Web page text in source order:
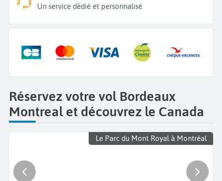
Un service dédié et personnalisé
Réservez votre vol Bordeaux
Montreal et découvrez le Canada
Le Parc du Mont Royal à Montréal